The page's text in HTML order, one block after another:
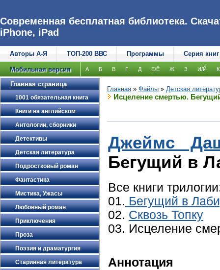
Современная бесплатная библиотека.
iPhone, iPad
Авторы А-Я ТОП-200 ВВС Программы Серия книг
Мобильная версия А Б В Г Д Е/Ё Ж З И/Й К
Главная страница
1001 обязательная книга
Книги на английском
Антологии, сборники
Детективы
Детская литература
Подростковый роман
Фантастика
Мистика, Ужасы
Любовный роман
Приключения
Проза
Поэзия и драматургия
Старинная литература
Главная » Файлы » Детская
Исцеление смертью.
Джеймс
Бегущий в
Все книги
01. Бегущий в
02. Сквозь Топку
03. Исцеление
Аннотация